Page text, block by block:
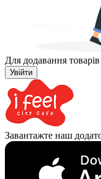
Для додавання
Увійти
Завантажте наш